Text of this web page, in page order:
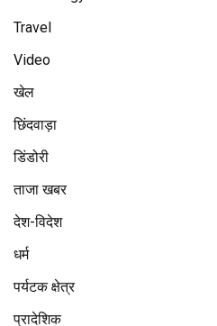
Travel
Video
खेल
छिंदवाड़ा
डिंडोरी
ताजा खबर
देश-विदेश
धर्म
पर्यटक क्षेत्र
प्रादेशिक